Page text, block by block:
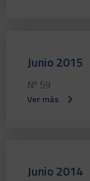
Junio 2015
Nº 59
Ver más
Junio 2014